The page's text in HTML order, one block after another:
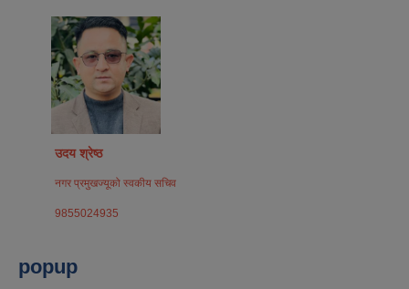
उदय श्रेष्ठ
नगर प्रमुखज्यूको स्वकीय सचिव
9855024935
popup